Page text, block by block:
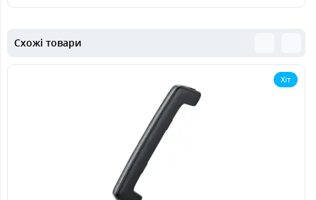
Схожі товари
Хіт